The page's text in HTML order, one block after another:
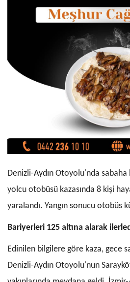
Denizli-Aydın Otoyolu'nda sabaha
yolcu otobüsü kazasında 8 kişi
yaralandı. Yangın sonucu otobüs
Bariyerleri 125 altına alarak
Edinilen bilgilere göre kaza, gece
Denizli-Aydın Otoyolu'nun